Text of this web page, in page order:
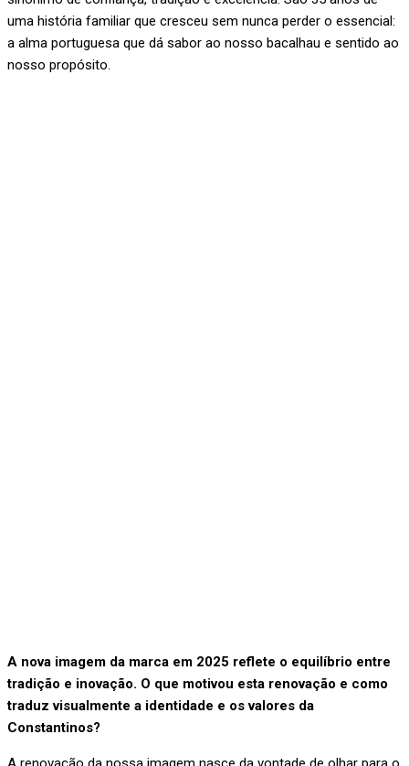
uma história familiar que cresceu sem nunca perder o essencial:
a alma portuguesa que dá sabor ao nosso bacalhau e sentido ao
nosso propósito.
A nova imagem da marca em 2025 reflete o equilíbrio entre
tradição e inovação. O que motivou esta renovação e como
traduz visualmente a identidade e os valores da
Constantinos?